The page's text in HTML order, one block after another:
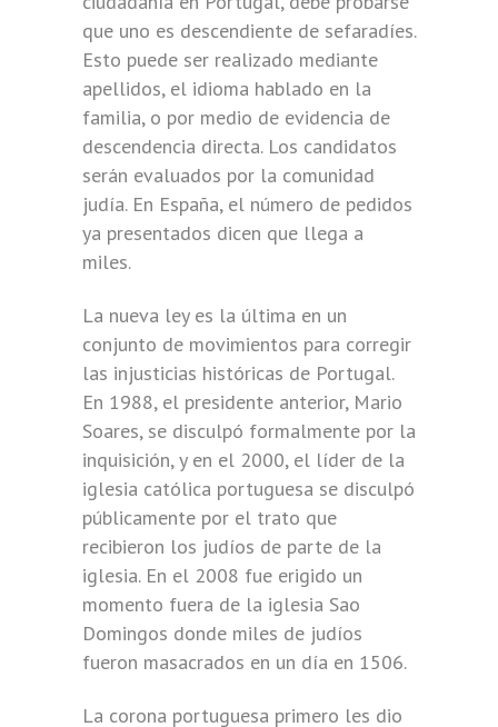
que uno es descendiente de sefaradíes.
Esto puede ser realizado mediante
apellidos, el idioma hablado en la
familia, o por medio de evidencia de
descendencia directa. Los candidatos
serán evaluados por la comunidad
judía. En España, el número de pedidos
ya presentados dicen que llega a
miles.
La nueva ley es la última en un
conjunto de movimientos para corregir
las injusticias históricas de Portugal.
En 1988, el presidente anterior, Mario
Soares, se disculpó formalmente por la
inquisición, y en el 2000, el líder de la
iglesia católica portuguesa se disculpó
públicamente por el trato que
recibieron los judíos de parte de la
iglesia. En el 2008 fue erigido un
momento fuera de la iglesia Sao
Domingos donde miles de judíos
fueron masacrados en un día en 1506.
La corona portuguesa primero les dio